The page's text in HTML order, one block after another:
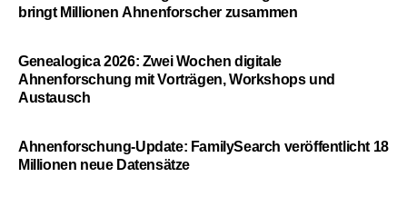
bringt Millionen Ahnenforscher zusammen
Genealogica 2026: Zwei Wochen digitale
Ahnenforschung mit Vorträgen, Workshops und
Austausch
Ahnenforschung-Update: FamilySearch veröffentlicht 18
Millionen neue Datensätze